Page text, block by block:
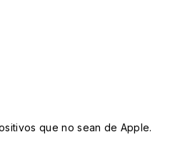
que no sean de Apple.